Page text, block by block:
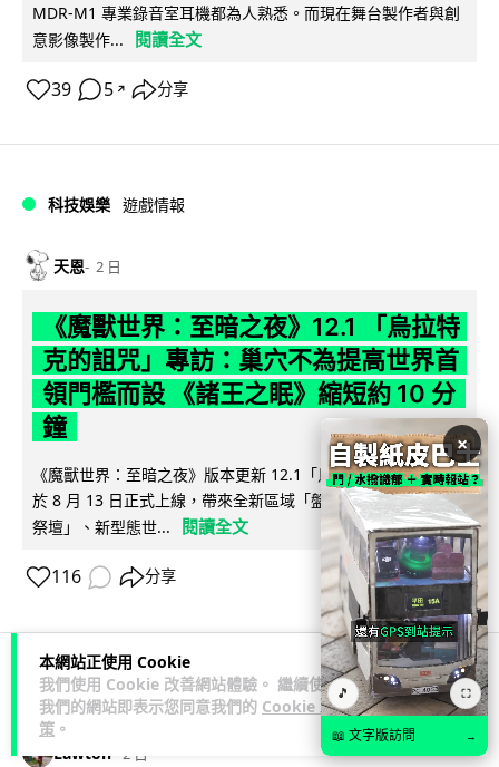
本網站正使用 Cookie
我們使用 Cookie 改善網站體驗。 繼續使用
我們的網站即表示您同意我們的 Cookie 政
策 。
MDR-M1 專業錄音室耳機都為人熟悉。而現在舞台製作者與創
意影像製作...
閱讀全文
39 5 ↗ 分享
科技娛樂 遊戲情報
天恩 2 日
《魔獸世界：至暗之夜》12.1 「烏拉特
克的詛咒」專訪：巢穴不為提高世界首
領門檻而設 《諸王之眠》縮短約 10 分
鐘
《魔獸世界：至暗之夜》版本更新 12.1「烏拉特克的詛咒」將
於 8 月 13 日正式上線，帶來全新區域「盤蛇島」、地城「毒牙
祭壇」、新型態世...
閱讀全文
116 分享
科技娛樂 遊戲情報
Lawton 2 日
×
🎵 ⛶
📖 文字版訪問 →